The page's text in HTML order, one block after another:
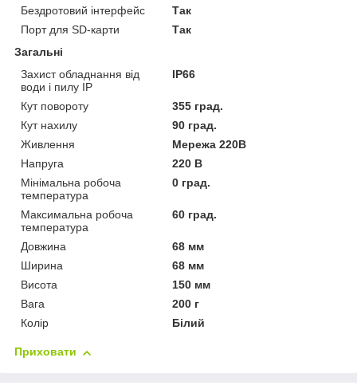
Бездротовий інтерфейс
Так
Порт для SD-карти
Так
Загальні
Захист обладнання від
води і пилу IP
IP66
Кут повороту
355 град.
Кут нахилу
90 град.
Живлення
Мережа 220В
Напруга
220 В
Мінімальна робоча
температура
0 град.
Максимальна робоча
температура
60 град.
Довжина
68 мм
Ширина
68 мм
Висота
150 мм
Вага
200 г
Колір
Білий
Приховати